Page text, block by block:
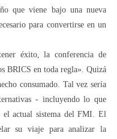
que viene bajo una nueva
para convertirse en un
éxito, la conferencia de
BRICS en toda regla». Quizá
consumado. Tal vez sería
- incluyendo lo que
el actual sistema del FMI. El
su viaje para analizar la